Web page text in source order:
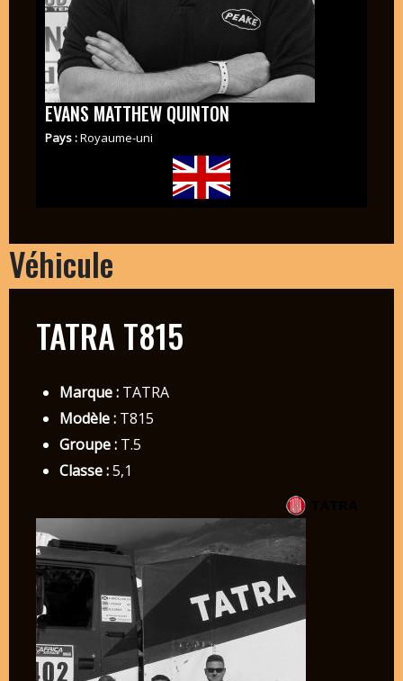
EVANS MATTHEW QUINTON
Pays :Royaume-uni
Véhicule
TATRA T815
Marque :TATRA
Modèle :T815
Groupe :T.5
Classe :5,1